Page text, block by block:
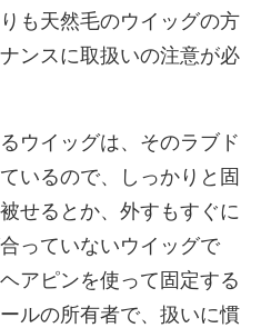
も天然毛のウイッグの方
ンスに取扱いの注意が必
ウイッグは、そのラブド
いるので、しっかりと固
せるとか、外すもすぐに
っていないウイッグで
アピンを使って固定する
ルの所有者で、扱いに慣